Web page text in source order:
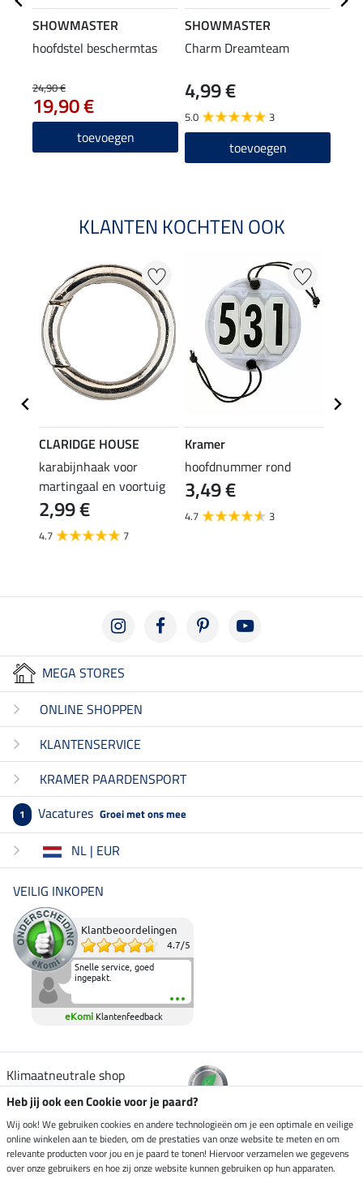
SHOWMASTER
hoofdstel beschermtas
24,90 €
19,90 €
toevoegen
SHOWMASTER
Charm Dreamteam
4,99 €
5.0 3
toevoegen
KLANTEN KOCHTEN OOK
CLARIDGE HOUSE
karabijnhaak voor
martingaal en voortuig
2,99 €
4.7 7
Kramer
hoofdnummer rond
3,49 €
4.7 3
MEGA STORES
ONLINE SHOPPEN
KLANTENSERVICE
KRAMER PAARDENSPORT
1 Vacatures Groei met ons mee
NL | EUR
VEILIG INKOPEN
Klantbeoordelingen
4.7/5
Snelle service, goed
ingepakt.
eKomi Klantenfeedback
Klimaatneutrale shop
Verzending per
Heb jij ook een Cookie voor je paard?
Wij ook! We gebruiken cookies en andere technologieën om je een optimale en veilige
online winkelen aan te bieden, om de prestaties van onze website te meten en om
relevante producten voor jou en je paard te tonen! Hiervoor verzamelen we gegevens
over onze gebruikers en hoe zij onze website kunnen gebruiken op hun apparaten.